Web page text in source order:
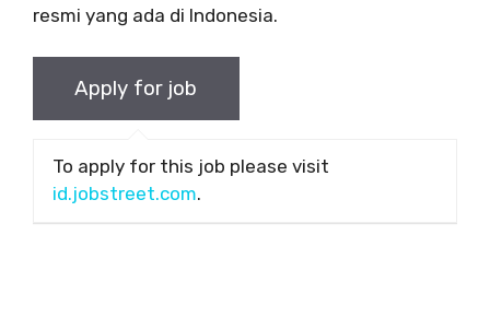
resmi yang ada di Indonesia.
To apply for this job please visit
id.jobstreet.com.